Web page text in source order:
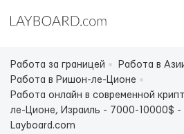
Работа за границей Работа в
Работа в Ришон-ле-Ционе
Работа онлайн в современной
ле-Ционе, Израиль - 7000-10000$ -
Layboard.com